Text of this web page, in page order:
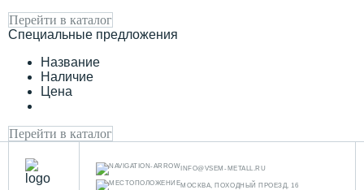
Перейти в каталог
Специальные предложения
Название
Наличие
Цена
Перейти в каталог
INFO@VSEM-METALL.RU
МОСКВА, ПОХОДНЫЙ ПРОЕЗД, 16